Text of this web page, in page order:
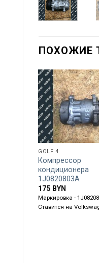
ПОХОЖИЕ
GOLF 4
Компрессор
кондиционера
1J0820803A
175 BYN
Маркировка -
Ставится на